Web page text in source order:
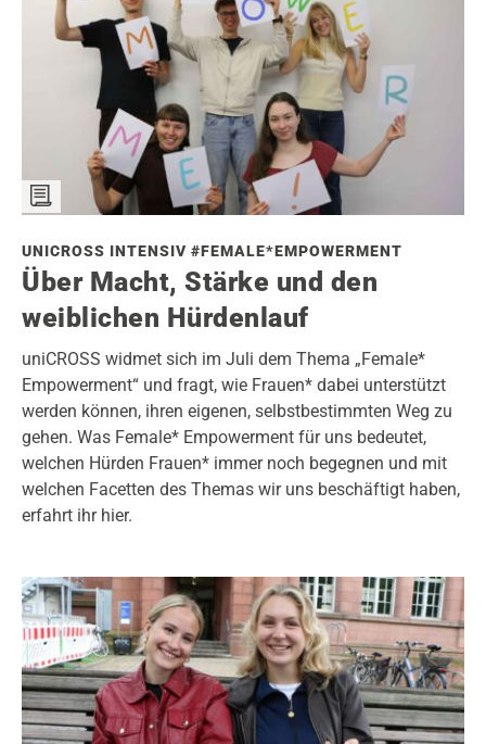
UNICROSS INTENSIV #FEMALE*EMPOWERMENT
Über Macht, Stärke und den
weiblichen Hürdenlauf
uniCROSS widmet sich im Juli dem Thema „Female*
Empowerment“ und fragt, wie Frauen* dabei unterstützt
werden können, ihren eigenen, selbstbestimmten Weg zu
gehen. Was Female* Empowerment für uns bedeutet,
welchen Hürden Frauen* immer noch begegnen und mit
welchen Facetten des Themas wir uns beschäftigt haben,
erfahrt ihr hier.